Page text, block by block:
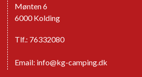
Mønten 6
6000 Kolding
Tlf.: 76332080
Email: info@kg-camping.dk